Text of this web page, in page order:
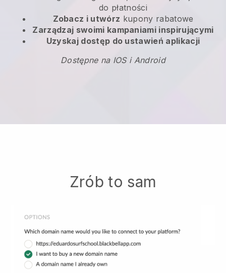
do płatności
Zobacz i utwórz kupony rabatowe
Zarządzaj swoimi kampaniami inspirującymi
Uzyskaj dostęp do ustawień aplikacji
Dostępne na IOS i Android
Zrób to sam